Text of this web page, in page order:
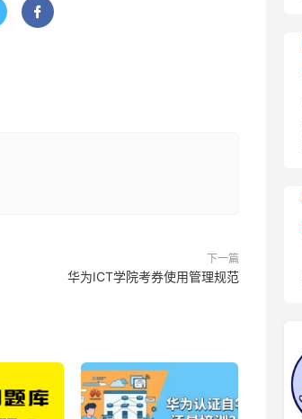

下一篇
华为ICT学院考券使用管理规范